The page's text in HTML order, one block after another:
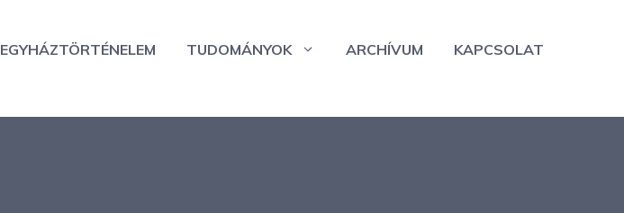
EGYHÁZTÖRTÉNELEM TUDOMÁNYOK ARCHÍVUM KAPCSOLAT